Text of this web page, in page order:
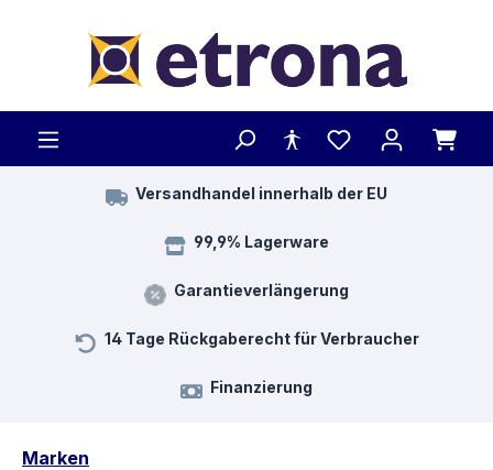
Versandhandel innerhalb der EU
99,9% Lagerware
Garantieverlängerung
14 Tage Rückgaberecht für Verbraucher
Finanzierung
Marken